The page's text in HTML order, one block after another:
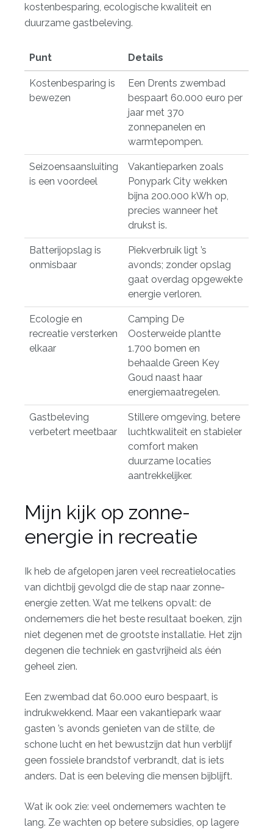
kostenbesparing, ecologische kwaliteit en
duurzame gastbeleving.
Punt Details
Kostenbesparing is
bewezen
Een Drents zwembad
bespaart 60.000 euro per
jaar met 370
zonnepanelen en
warmtepompen.
Seizoensaansluiting
is een voordeel
Vakantieparken zoals
Ponypark City wekken
bijna 200.000 kWh op,
precies wanneer het
drukst is.
Batterijopslag is
onmisbaar
Piekverbruik ligt ’s
avonds; zonder opslag
gaat overdag opgewekte
energie verloren.
Ecologie en
recreatie versterken
elkaar
Camping De
Oosterweide plantte
1.700 bomen en
behaalde Green Key
Goud naast haar
energiemaatregelen.
Gastbeleving
verbetert meetbaar
Stillere omgeving, betere
luchtkwaliteit en stabieler
comfort maken
duurzame locaties
aantrekkelijker.
Mijn kijk op zonne-
energie in recreatie
Ik heb de afgelopen jaren veel recreatielocaties
van dichtbij gevolgd die de stap naar zonne-
energie zetten. Wat me telkens opvalt: de
ondernemers die het beste resultaat boeken, zijn
niet degenen met de grootste installatie. Het zijn
degenen die techniek en gastvrijheid als één
geheel zien.
Een zwembad dat 60.000 euro bespaart, is
indrukwekkend. Maar een vakantiepark waar
gasten ’s avonds genieten van de stilte, de
schone lucht en het bewustzijn dat hun verblijf
geen fossiele brandstof verbrandt, dat is iets
anders. Dat is een beleving die mensen bijblijft.
Wat ik ook zie: veel ondernemers wachten te
lang. Ze wachten op betere subsidies, op lagere